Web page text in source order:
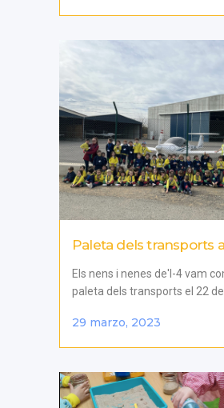
Paleta dels transports
Els nens i nenes de'I-4 vam
paleta dels transports el 22 de
29 marzo, 2023